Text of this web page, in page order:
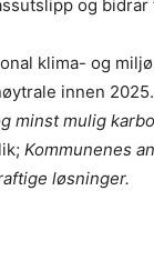
og
klima- og
innen 2025.
minst mulig
Kommunenes
løsninger.